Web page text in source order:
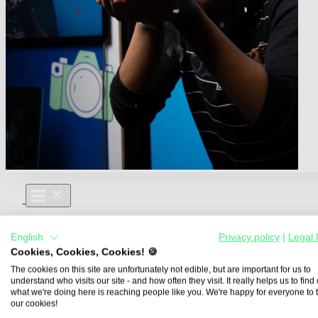
Aus- und Weiterbildungen
Für Lehre & Ausbildung
Media For You
Über Uns
English Privacy policy
Legal
Cookies, Cookies, Cookies! 🍪
The cookies on this site are unfortunately not edible, but are important for us to
understand who visits our site - and how often they visit. It really helps us to find
what we're doing here is reaching people like you. We're happy for everyone to
our cookies!